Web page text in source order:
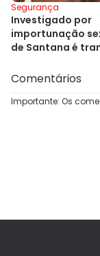
Segurança
Investigado por
importunação
de Santana é
Comentários
Importante: Os